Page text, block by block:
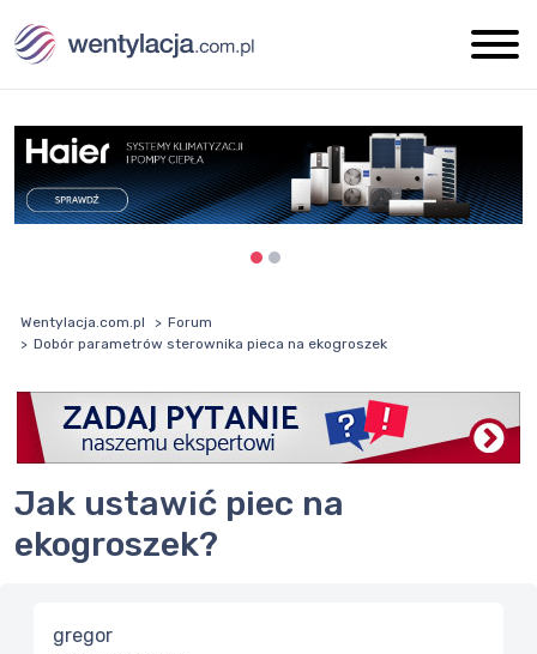
Wentylacja.com.pl
Forum
Dobór parametrów sterownika pieca na ekogroszek
Jak ustawić piec na
ekogroszek?
gregor